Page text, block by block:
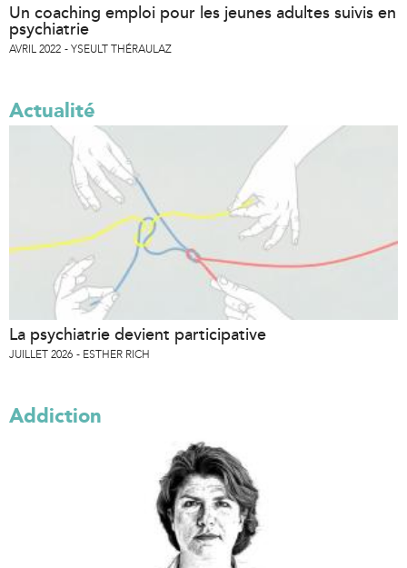
Un coaching emploi pour les jeunes adultes suivis en
psychiatrie
AVRIL 2022 YSEULT THÉRAULAZ
Actualité
La psychiatrie devient participative
JUILLET 2026 ESTHER RICH
Addiction